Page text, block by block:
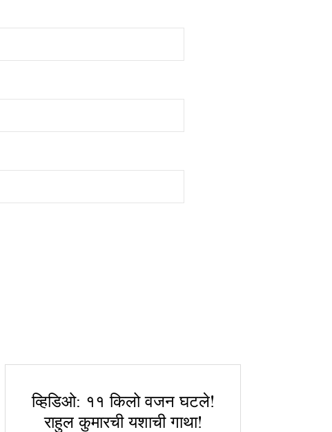
व्हिडिओ: ११ किलो वजन घटले!
राहुल कुमारची यशाची गाथा!